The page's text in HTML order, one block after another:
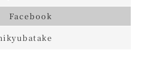
Facebook